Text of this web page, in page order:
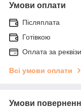
Умови оплати
Післяплата
Готівкою
Оплата за
Всі умови оплати
Умови